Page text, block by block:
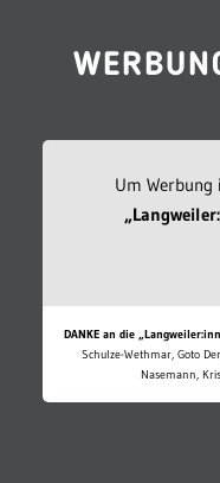
Um
DANKE an die
Schulze-Wethmar, Goto
Nasemann,